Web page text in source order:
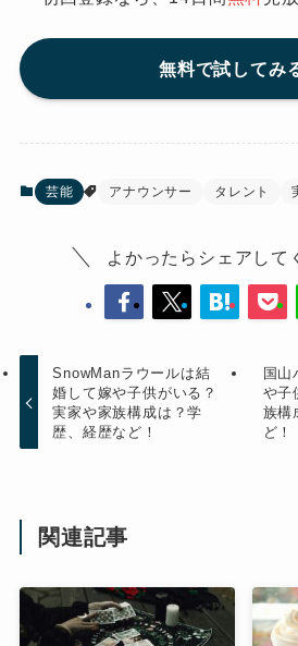
無料で試してみ
芸能 アナウンサー タレント
よかったらシェアして
SnowManラウールは結
婚して嫁や子供がいる？
実家や家族構成は？学
歴、経歴など！
国山
や子
族構
ど！
関連記事